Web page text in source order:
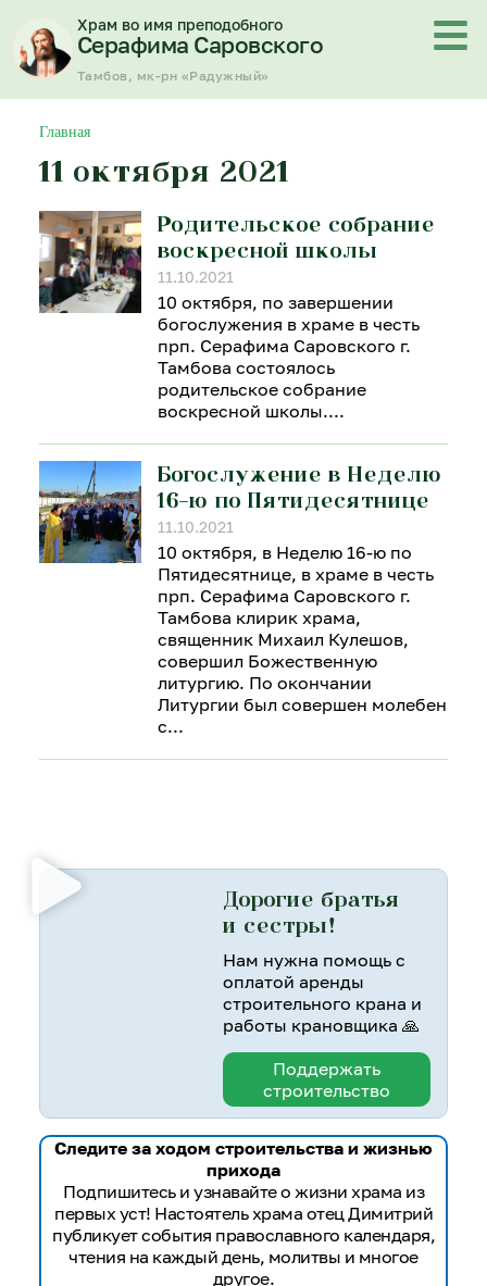
содержимому
Храм во имя преподобного
Серафима Саровского
Тамбов, мк-рн «Радужный»
Главная
11 октября 2021
Родительское собрание
воскресной школы
11.10.2021
10 октября, по завершении
богослужения в храме в честь
прп. Серафима Саровского г.
Тамбова состоялось
родительское собрание
воскресной школы.
Богослужение в Неделю
16-ю по Пятидесятнице
11.10.2021
10 октября, в Неделю 16-ю по
Пятидесятнице, в храме в честь
прп. Серафима Саровского г.
Тамбова клирик храма,
священник Михаил Кулешов,
совершил Божественную
литургию. По окончании
Литургии был совершен молебен
с
Дорогие братья
и сестры!
Нам нужна помощь с
оплатой аренды
строительного крана и
работы крановщика 🙏
Поддержать
строительство
Следите за ходом строительства и жизнью
прихода
Подпишитесь и узнавайте о жизни храма из
первых уст! Настоятель храма отец Димитрий
публикует события православного календаря,
чтения на каждый день, молитвы и многое
другое.